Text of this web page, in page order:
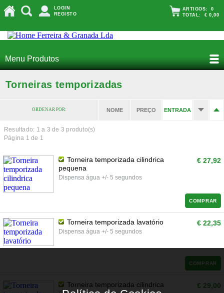
LOGIN
REGISTO
ARTIGOS: 0
TOTAL: € 0,00
Menu Produtos
Torneiras temporizadas
ORDENAR POR: NOME PREÇO ENTRADA
Resultado: 1 a 3 de 3 produto(s)
Página 1 de 1
Torneira temporizada cilindrica
pequena
Dispensa água +/- 5 segundos
€ 27,92
COMPRAR
Torneira temporizada lavatório
Dispensa água +/- 5 segundos
€ 22,35
COMPRAR
Torneira temporizada cilindrica € 29,00